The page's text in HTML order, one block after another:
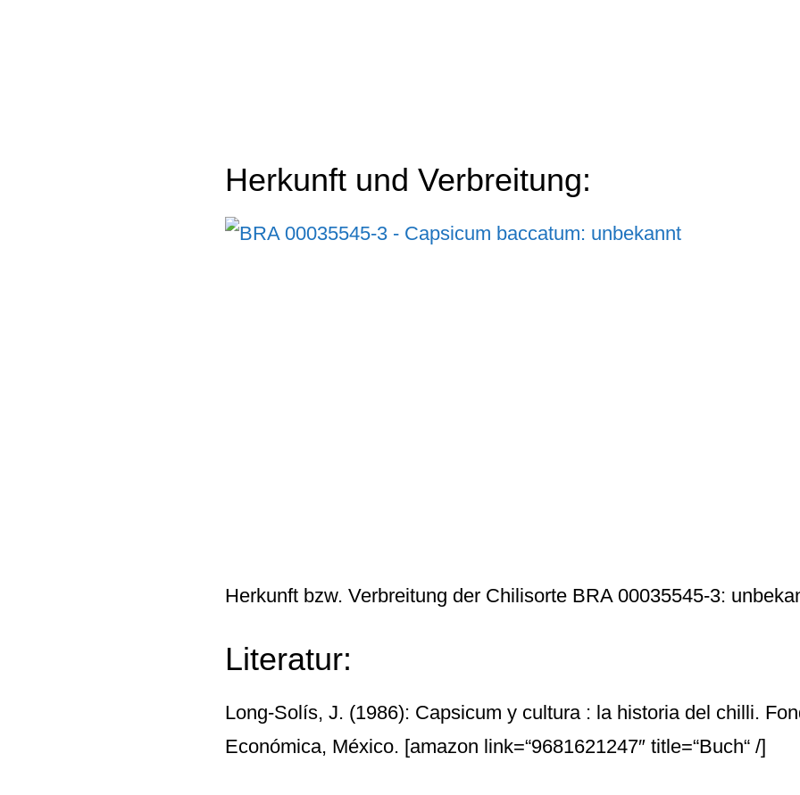
Herkunft und Verbreitung:
Herkunft bzw. Verbreitung der Chilisorte BRA 00035545-3:
Literatur:
Long-Solís, J. (1986): Capsicum y cultura : la historia del chilli.
Económica, México. [amazon link=“9681621247″ title=“Buch“ /]